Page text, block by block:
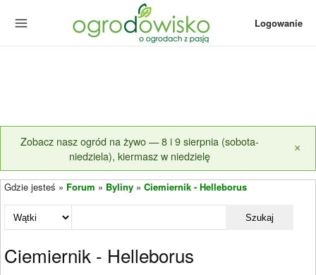
Logowanie
Zobacz nasz ogród na żywo — 8 i 9 sierpnia (sobota-
niedziela), kiermasz w niedzielę
×
Gdzie jesteś » Forum » Byliny » Ciemiernik - Helleborus
Szukaj
Ciemiernik - Helleborus